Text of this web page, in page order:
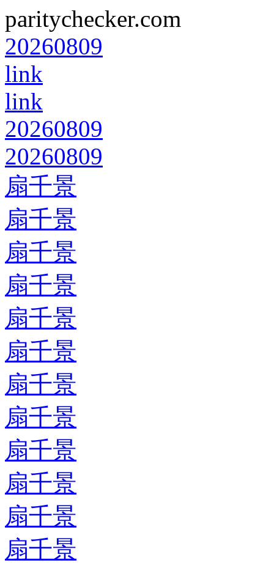
paritychecker.com
20260809
link
link
20260809
20260809
扇千景
扇千景
扇千景
扇千景
扇千景
扇千景
扇千景
扇千景
扇千景
扇千景
扇千景
扇千景